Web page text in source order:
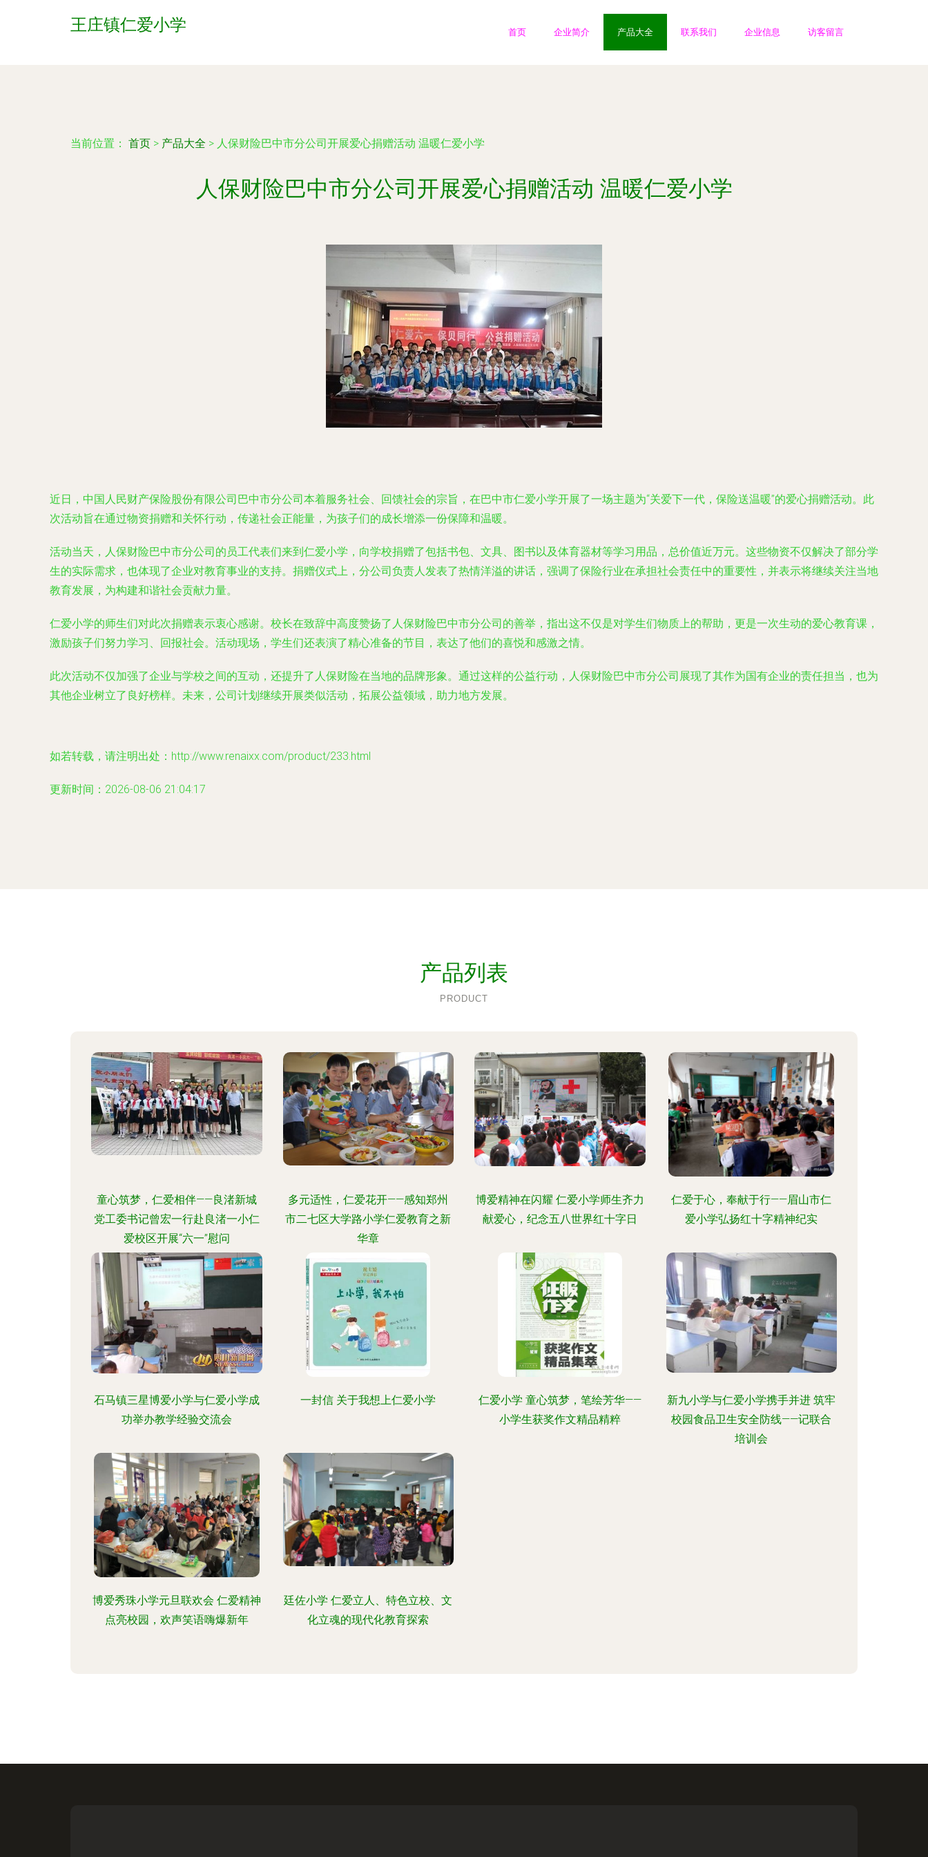
王庄镇仁爱小学 首页 企业简介 产品大全 联系我们 企业信息 访客留言
当前位置： 首页 > 产品大全 > 人保财险巴中市分公司开展爱心捐赠活动 温暖仁爱小学
人保财险巴中市分公司开展爱心捐赠活动 温暖仁爱小学
近日，中国人民财产保险股份有限公司巴中市分公司本着服务社会、回馈社会的宗旨，在巴中市仁爱小学开展了一场主题为“关爱下一代，保险送温暖”的爱心捐赠活动。此
次活动旨在通过物资捐赠和关怀行动，传递社会正能量，为孩子们的成长增添一份保障和温暖。
活动当天，人保财险巴中市分公司的员工代表们来到仁爱小学，向学校捐赠了包括书包、文具、图书以及体育器材等学习用品，总价值近万元。这些物资不仅解决了部分学
生的实际需求，也体现了企业对教育事业的支持。捐赠仪式上，分公司负责人发表了热情洋溢的讲话，强调了保险行业在承担社会责任中的重要性，并表示将继续关注当地
教育发展，为构建和谐社会贡献力量。
仁爱小学的师生们对此次捐赠表示衷心感谢。校长在致辞中高度赞扬了人保财险巴中市分公司的善举，指出这不仅是对学生们物质上的帮助，更是一次生动的爱心教育课，
激励孩子们努力学习、回报社会。活动现场，学生们还表演了精心准备的节目，表达了他们的喜悦和感激之情。
此次活动不仅加强了企业与学校之间的互动，还提升了人保财险在当地的品牌形象。通过这样的公益行动，人保财险巴中市分公司展现了其作为国有企业的责任担当，也为
其他企业树立了良好榜样。未来，公司计划继续开展类似活动，拓展公益领域，助力地方发展。
如若转载，请注明出处：http://www.renaixx.com/product/233.html
更新时间：2026-08-06 21:04:17
产品列表
PRODUCT
童心筑梦，仁爱相伴——良渚新城
党工委书记曾宏一行赴良渚一小仁
爱校区开展“六一”慰问
多元适性，仁爱花开——感知郑州
市二七区大学路小学仁爱教育之新
华章
博爱精神在闪耀 仁爱小学师生齐力
献爱心，纪念五八世界红十字日
仁爱于心，奉献于行——眉山市仁
爱小学弘扬红十字精神纪实
石马镇三星博爱小学与仁爱小学成
功举办教学经验交流会
一封信 关于我想上仁爱小学
仁爱小学 童心筑梦，笔绘芳华——
小学生获奖作文精品精粹
新九小学与仁爱小学携手并进 筑牢
校园食品卫生安全防线——记联合
培训会
博爱秀珠小学元旦联欢会 仁爱精神
点亮校园，欢声笑语嗨爆新年
廷佐小学 仁爱立人、特色立校、文
化立魂的现代化教育探索